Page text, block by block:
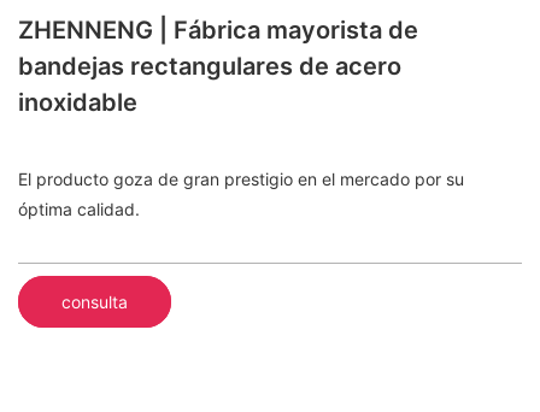
ZHENNENG | Fábrica mayorista de
bandejas rectangulares de acero
inoxidable
El producto goza de gran prestigio en el mercado por su
óptima calidad.
consulta